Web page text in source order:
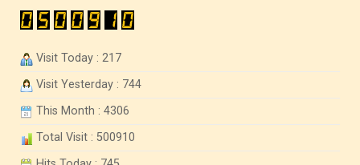
Visit Today : 217
Visit Yesterday : 744
This Month : 4306
Total Visit : 500910